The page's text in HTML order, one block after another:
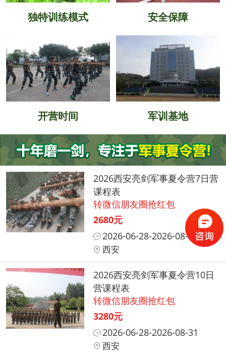
独特训练模式 安全保障
开营时间 军训基地
2026西安亮剑军事夏令营7日营
课程表
转微信朋友圈抢红包
2680元
2026-06-28-2026-08-31
西安
2026西安亮剑军事夏令营10日
营课程表
转微信朋友圈抢红包
3280元
2026-06-28-2026-08-31
西安